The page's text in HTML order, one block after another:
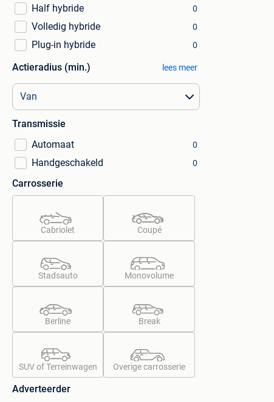
Half hybride 0
Volledig hybride 0
Plug-in hybride 0
Actieradius (min.) lees meer
Transmissie
Automaat
0
Handgeschakeld 0
Carrosserie
Cabriolet Coupé
Stadsauto Monovolume
Berline Break
SUV of Terreinwagen Overige carrosserie
Adverteerder